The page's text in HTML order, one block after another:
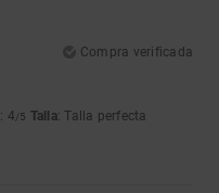
Compra verificada
: 4/5 Talla: Talla perfecta